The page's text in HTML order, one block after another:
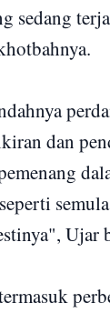
sedang
dan
Ujar